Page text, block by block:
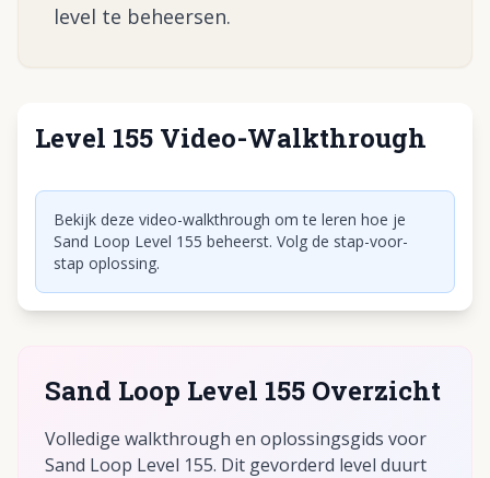
level te beheersen.
Level 155 Video-Walkthrough
Klik om video af te spelen
Bekijk deze video-walkthrough om te leren hoe je
Sand Loop Level 155 beheerst. Volg de stap-voor-
stap oplossing.
Sand Loop Level 155 Overzicht
Volledige walkthrough en oplossingsgids voor
Sand Loop Level 155. Dit gevorderd level duurt